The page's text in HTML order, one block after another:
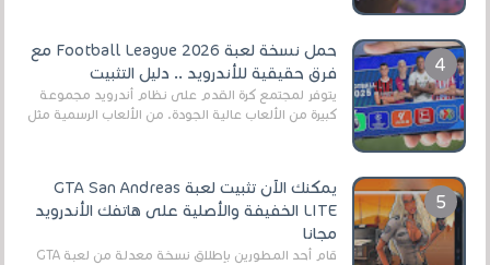
حمل نسخة لعبة Football League 2026 مع
فرق حقيقية للأندرويد .. دليل التثبيت
يتوفر لمجتمع كرة القدم على نظام أندرويد مجموعة
كبيرة من الألعاب عالية الجودة. من الألعاب الرسمية مثل
يمكنك الآن تثبيت لعبة GTA San Andreas
LITE الخفيفة والأصلية على هاتفك الأندرويد
مجانا
قام أحد المطورين بإطلاق نسخة معدلة من لعبة GTA